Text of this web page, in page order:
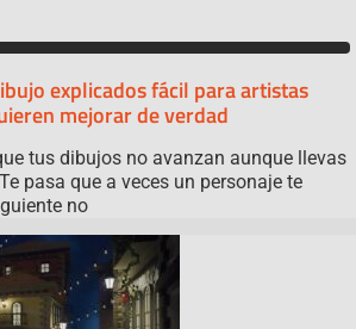
explicados fácil para artistas
mejorar de verdad
tus dibujos no avanzan aunque llevas
pasa que a veces un personaje te
no